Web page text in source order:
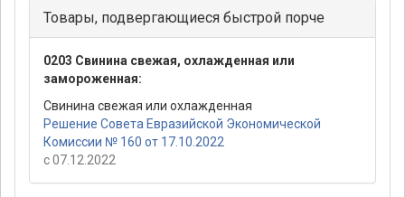
Товары, подвергающиеся быстрой порче
0203 Свинина свежая, охлажденная или
замороженная:
Свинина свежая или охлажденная
Решение Совета Евразийской Экономической
Комиссии № 160 от 17.10.2022
с 07.12.2022